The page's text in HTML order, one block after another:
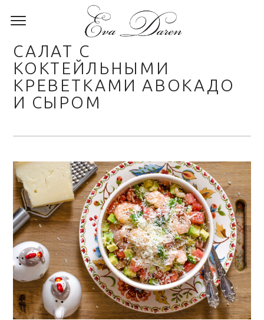
САЛАТ С
КОКТЕЙЛЬНЫМИ
КРЕВЕТКАМИ АВОКАДО
И СЫРОМ